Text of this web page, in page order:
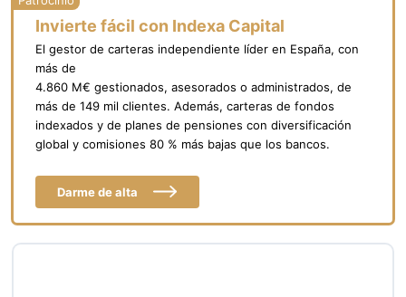
Invierte fácil con Indexa Capital
El gestor de carteras independiente líder en España, con
más de
4.860 M€ gestionados, asesorados o administrados, de
más de 149 mil clientes. Además, carteras de fondos
indexados y de planes de pensiones con diversificación
global y comisiones 80 % más bajas que los bancos.
Darme de alta